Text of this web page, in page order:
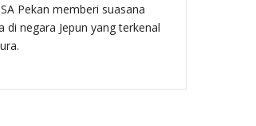
Pekan memberi suasana
di negara Jepun yang terkenal